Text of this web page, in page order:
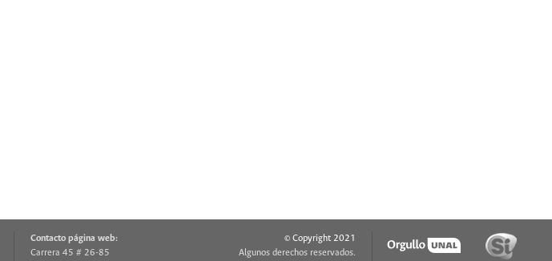
Contacto página web:
Carrera 45 # 26-85
© Copyright 2021
Algunos derechos reservados.